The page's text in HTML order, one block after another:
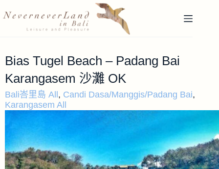
Bias Tugel Beach – Padang Bai
Karangasem 沙灘 OK
Bali峇里島 All , Candi Dasa/Manggis/Padang Bai,
Karangasem All